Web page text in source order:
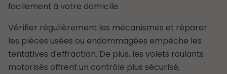
facilement à votre domicile.
Vérifier régulièrement les mécanismes et réparer
les pièces usées ou endommagées empêche les
tentatives d'effraction. De plus, les volets roulants
motorisés offrent un contrôle plus sécurisé,